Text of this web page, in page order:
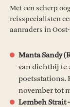
Met een scherp
reisspecialisten
aanraders in
Manta Sandy
van dichtbij te
poetsstations.
november tot
Lembeh Strait -